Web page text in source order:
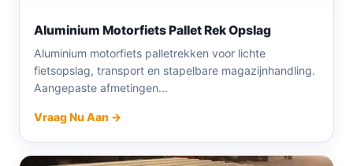
Aluminium Motorfiets Pallet Rek Opslag
Aluminium motorfiets palletrekken voor lichte
fietsopslag, transport en stapelbare magazijnhandling.
Aangepaste afmetingen...
Vraag Nu Aan →